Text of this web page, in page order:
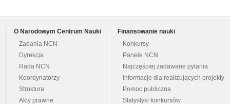
O Narodowym Centrum Nauki
Zadania NCN
Dyrekcja
Rada NCN
Koordynatorzy
Struktura
Akty prawne
Finansowanie nauki
Konkursy
Panele NCN
Najczęściej zadawane pytania
Informacje dla realizujących projekty
Pomoc publiczna
Statystyki konkursów